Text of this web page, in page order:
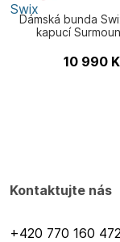
Swix
Dámská bunda
kapucí
10 990
Kontaktujte nás
+420 770 160 472